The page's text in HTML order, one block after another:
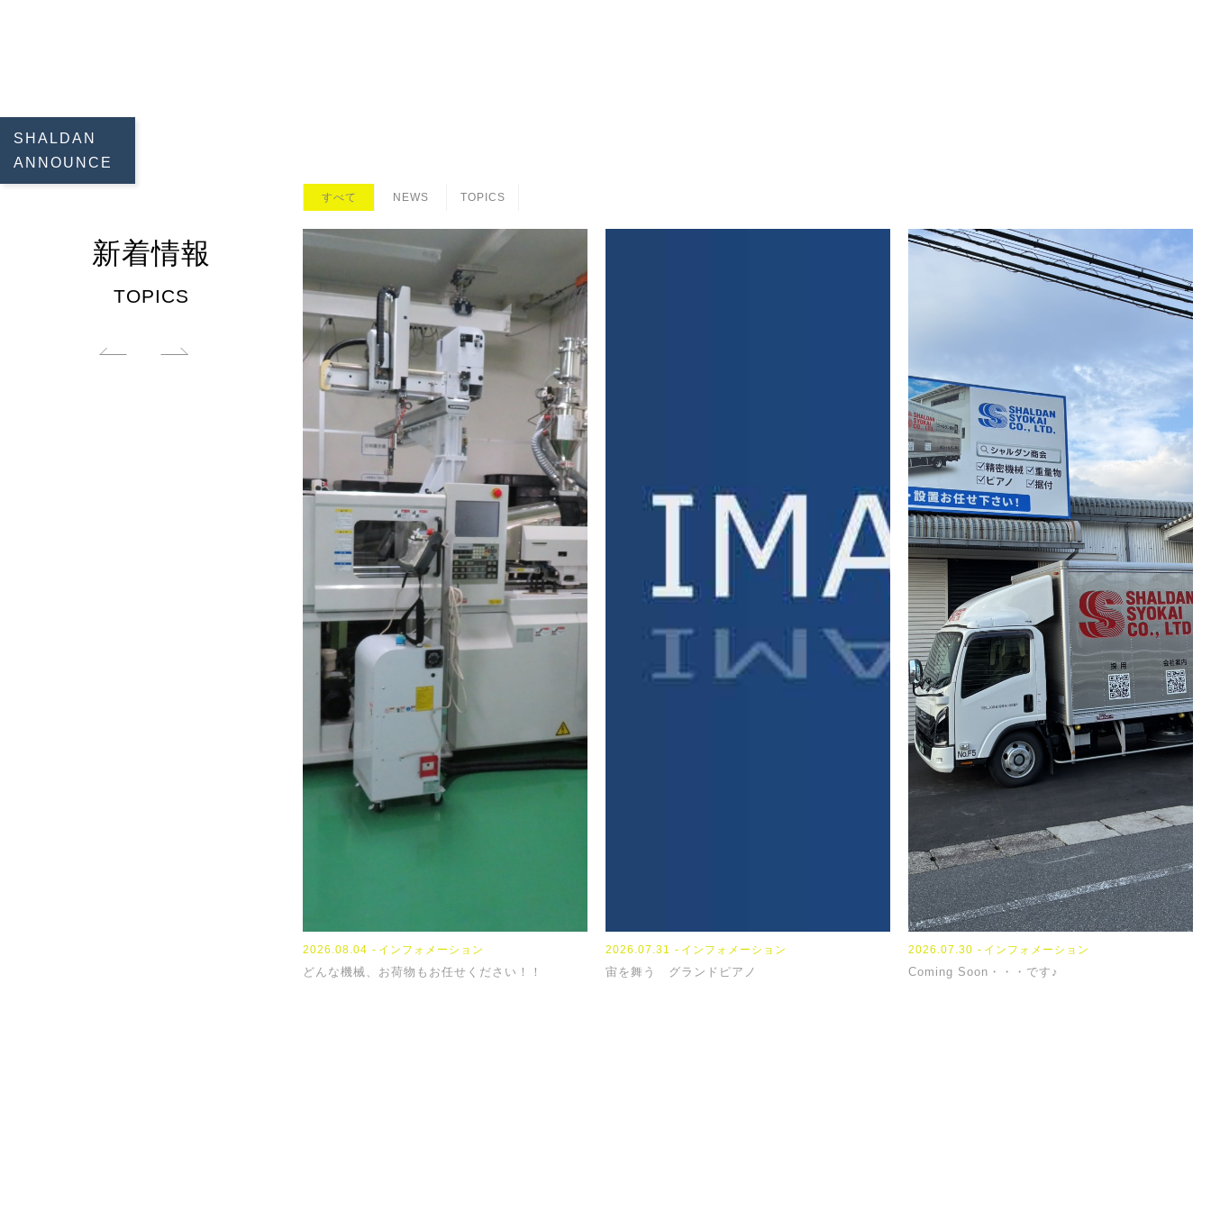
SHALDAN
ANNOUNCE
新着情報
TOPICS
すべて
2026.08.04 インフォメーション
どんな機械、お荷物もお任せください！！
2026.07.31 インフォメーション
宙を舞う グランドピアノ
2026.07.30 インフォメーション
Coming Soon・・・です♪
NEWS
2023.09.13 NEWS
『席替え』
2023.08.08 NEWS
『お盆休み』
TOPICS
2024.04.04 TOPICS
【新年度】
2024.01.18 TOPICS
【パンフレット】